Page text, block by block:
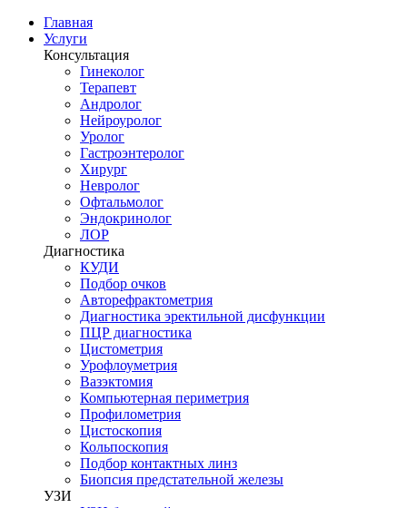
Главная
Услуги
Консультация
Гинеколог
Терапевт
Андролог
Нейроуролог
Уролог
Гастроэнтеролог
Хирург
Невролог
Офтальмолог
Эндокринолог
ЛОР
Диагностика
КУДИ
Подбор очков
Авторефрактометрия
Диагностика эректильной дисфункции
ПЦР диагностика
Цистометрия
Урофлоуметрия
Вазэктомия
Компьютерная периметрия
Профилометрия
Цистоскопия
Кольпоскопия
Подбор контактных линз
Биопсия предстательной железы
УЗИ